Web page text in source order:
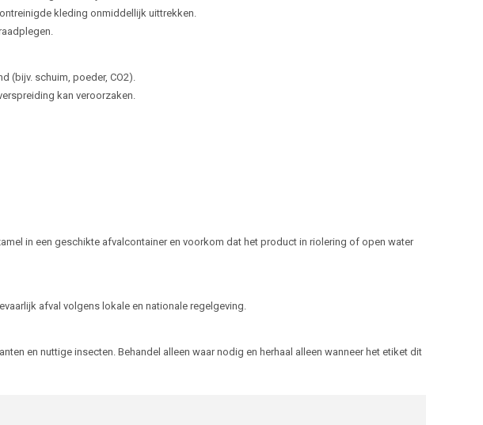
kleding onmiddellijk uittrekken.
(bijv. schuim, poeder, CO2).
kan veroorzaken.
in een geschikte afvalcontainer en voorkom dat het product in riolering of open water
afval volgens lokale en nationale regelgeving.
en nuttige insecten. Behandel alleen waar nodig en herhaal alleen wanneer het etiket dit